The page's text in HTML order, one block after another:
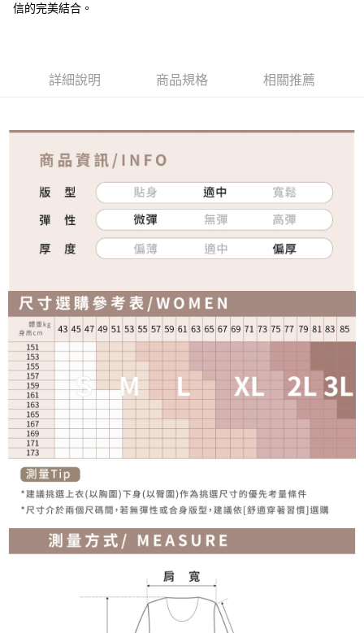
宅配
信的完美結合。
詳細說明 商品規格 相關推薦